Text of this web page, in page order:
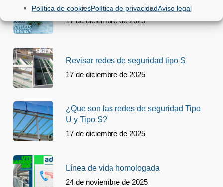
Política de cookiesPolítica de privacidadAviso legal
ADSG les desea Felices Fiestas
17 de diciembre de 2025
Revisar redes de seguridad tipo S
17 de diciembre de 2025
¿Que son las redes de seguridad Tipo
U y Tipo S?
17 de diciembre de 2025
Línea de vida homologada
24 de noviembre de 2025